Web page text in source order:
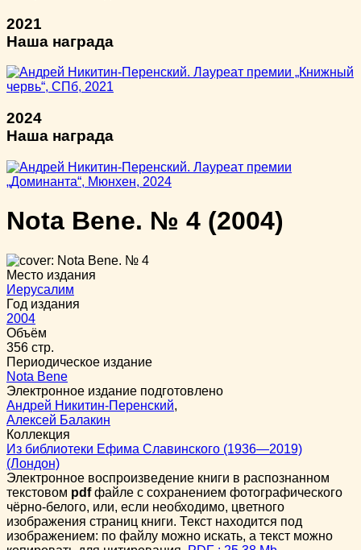
2021
Наша награда
2024
Наша награда
Nota Bene. № 4 (2004)
Место издания
Иерусалим
Год издания
2004
Объём
356 стр.
Периодическое издание
Nota Bene
Электронное издание подготовлено
Андрей Никитин-Перенский,
Алексей Балакин
Коллекция
Из библиотеки Ефима Славинского (1936—2019)
(Лондон)
Электронное воспроизведение книги в распознанном
текстовом pdfфайле с сохранением фотографического
чёрно-белого, или, если необходимо, цветного
изображения страниц книги. Текст находится под
изображением: по файлу можно искать, а текст можно